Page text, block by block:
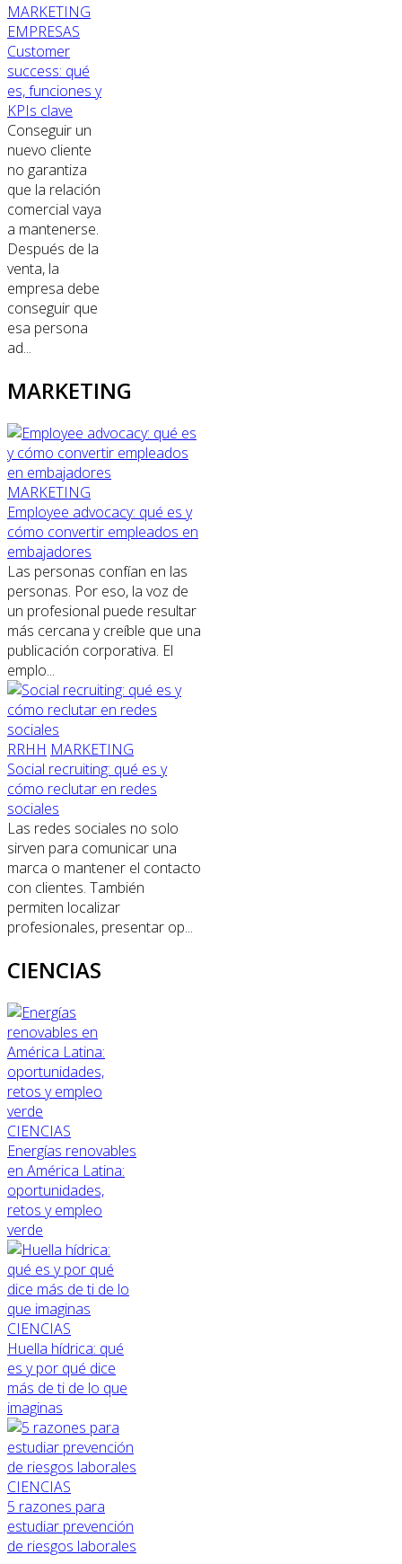
MARKETING
EMPRESAS
Customer
success: qué
es, funciones y
KPIs clave
Conseguir un
nuevo cliente
no garantiza
que la relación
comercial vaya
a mantenerse.
Después de la
venta, la
empresa debe
conseguir que
esa persona
ad...
MARKETING
MARKETING
Employee advocacy: qué es y
cómo convertir empleados en
embajadores
Las personas confían en las
personas. Por eso, la voz de
un profesional puede resultar
más cercana y creíble que una
publicación corporativa. El
emplo...
RRHH MARKETING
Social recruiting: qué es y
cómo reclutar en redes
sociales
Las redes sociales no solo
sirven para comunicar una
marca o mantener el contacto
con clientes. También
permiten localizar
profesionales, presentar op...
CIENCIAS
CIENCIAS
Energías renovables
en América Latina:
oportunidades,
retos y empleo
verde
CIENCIAS
Huella hídrica: qué
es y por qué dice
más de ti de lo que
imaginas
CIENCIAS
5 razones para
estudiar prevención
de riesgos laborales